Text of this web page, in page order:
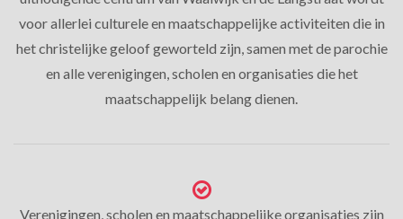
voor allerlei culturele en maatschappelijke activiteiten die in
het christelijke geloof geworteld zijn, samen met de parochie
en alle verenigingen, scholen en organisaties die het
maatschappelijk belang dienen.
Verenigingen, scholen en maatschappelijke organisaties zijn